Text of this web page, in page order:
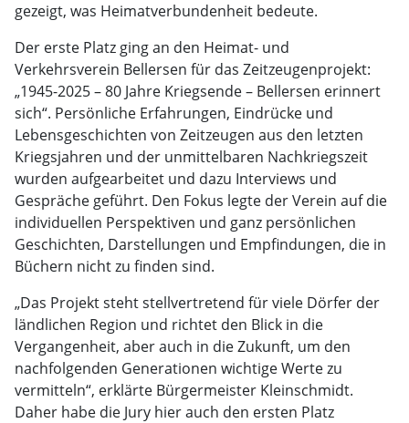
gezeigt, was Heimatverbundenheit bedeute.
Der erste Platz ging an den Heimat- und
Verkehrsverein Bellersen für das Zeitzeugenprojekt:
„1945-2025 – 80 Jahre Kriegsende – Bellersen erinnert
sich“. Persönliche Erfahrungen, Eindrücke und
Lebensgeschichten von Zeitzeugen aus den letzten
Kriegsjahren und der unmittelbaren Nachkriegszeit
wurden aufgearbeitet und dazu Interviews und
Gespräche geführt. Den Fokus legte der Verein auf die
individuellen Perspektiven und ganz persönlichen
Geschichten, Darstellungen und Empfindungen, die in
Büchern nicht zu finden sind.
„Das Projekt steht stellvertretend für viele Dörfer der
ländlichen Region und richtet den Blick in die
Vergangenheit, aber auch in die Zukunft, um den
nachfolgenden Generationen wichtige Werte zu
vermitteln“, erklärte Bürgermeister Kleinschmidt.
Daher habe die Jury hier auch den ersten Platz